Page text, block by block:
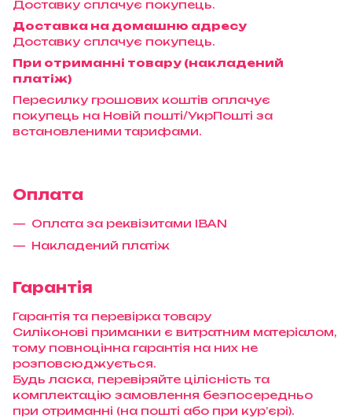
Доставку сплачує покупець.
Доставка на домашню адресу
Доставку сплачує покупець.
При отриманні товару (накладений
платіж)
Пересилку грошових коштів оплачує
покупець на Новій пошті/УкрПошті за
встановленими тарифами.
Оплата
Оплата за реквізитами IBAN
Накладений платіж
Гарантія
Гарантія та перевірка товару
Силіконові приманки є витратним матеріалом,
тому повноцінна гарантія на них не
розповсюджується.
Будь ласка, перевіряйте цілісність та
комплектацію замовлення безпосередньо
при отриманні (на пошті або при кур’єрі).